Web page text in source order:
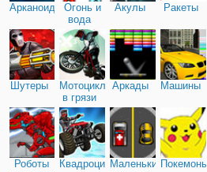
Арканоид
Огонь и
вода
Акулы Ракеты
Шутеры
Мотоциклы
в грязи
Аркады Машины
Роботы
КвадроциклыМаленькиеПокемоны